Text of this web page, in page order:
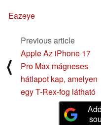
Eazeye
⟨
Previous article
Apple Az iPhone 17
Pro Max mágneses
hátlapot kap, amelyen
egy T-Rex-fog látható